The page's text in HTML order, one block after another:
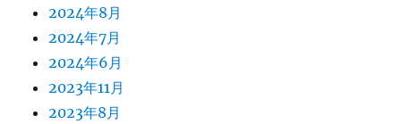
2024年8月
2024年7月
2024年6月
2023年11月
2023年8月